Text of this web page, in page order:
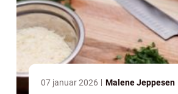
07 januar 2026 Malene Jeppesen